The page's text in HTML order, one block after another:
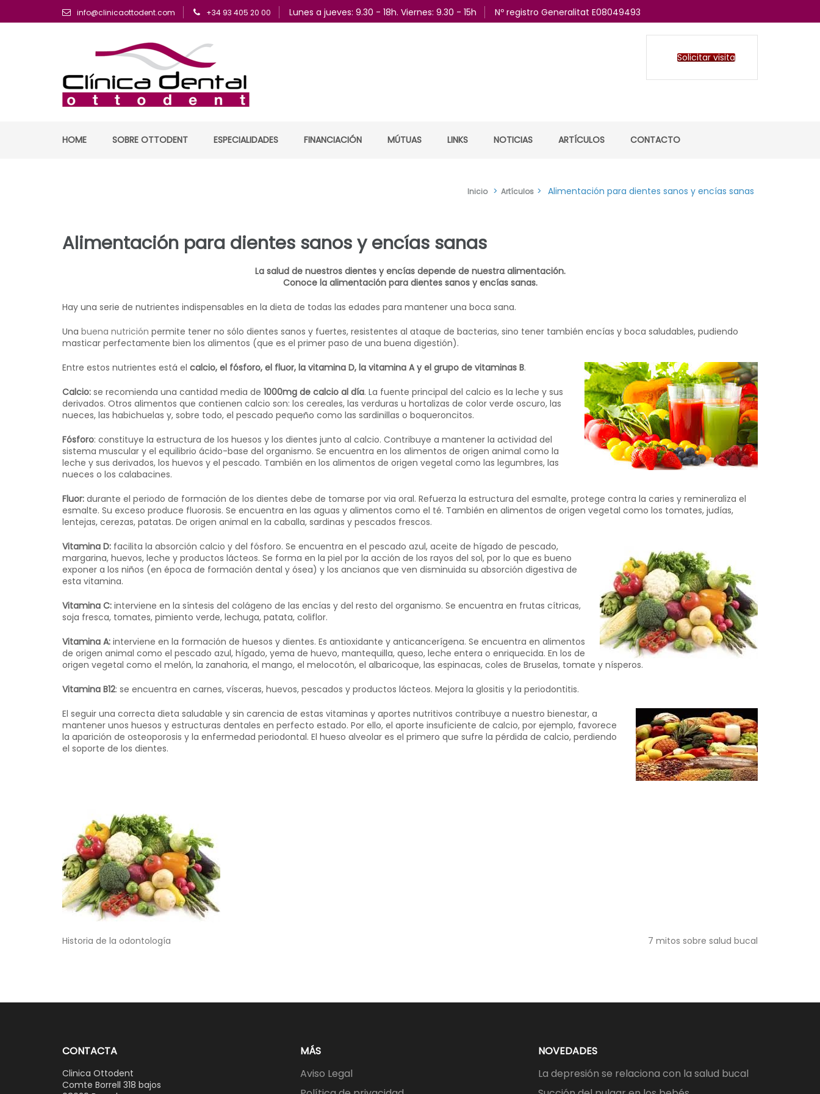
info@clinicaottodent.com +34 93 405 20 00 Lunes a jueves: 9.30 - 18h. Viernes: 9.30 - 15h Nº registro Generalitat E08049493
Solicitar visita
HOME SOBRE OTTODENT ESPECIALIDADES FINANCIACIÓN MÚTUAS LINKS NOTICIAS ARTÍCULOS CONTACTO
Inicio > Artículos > Alimentación para dientes sanos y encías sanas
Alimentación para dientes sanos y encías sanas
La salud de nuestros dientes y encías depende de nuestra alimentación.
Conoce la alimentación para dientes sanos y encías sanas.
Hay una serie de nutrientes indispensables en la dieta de todas las edades para mantener una boca sana.
Una buena nutrición permite tener no sólo dientes sanos y fuertes, resistentes al ataque de bacterias, sino tener también encías y boca saludables, pudiendo
masticar perfectamente bien los alimentos (que es el primer paso de una buena digestión).
Entre estos nutrientes está el calcio, el fósforo, el fluor, la vitamina D, la vitamina A y el grupo de vitaminas B.
Calcio: se recomienda una cantidad media de 1000mg de calcio al día. La fuente principal del calcio es la leche y sus
derivados. Otros alimentos que contienen calcio son: los cereales, las verduras u hortalizas de color verde oscuro, las
nueces, las habichuelas y, sobre todo, el pescado pequeño como las sardinillas o boqueroncitos.
Fósforo: constituye la estructura de los huesos y los dientes junto al calcio. Contribuye a mantener la actividad del
sistema muscular y el equilibrio ácido-base del organismo. Se encuentra en los alimentos de origen animal como la
leche y sus derivados, los huevos y el pescado. También en los alimentos de origen vegetal como las legumbres, las
nueces o los calabacines.
Fluor: durante el periodo de formación de los dientes debe de tomarse por via oral. Refuerza la estructura del esmalte, protege contra la caries y remineraliza el
esmalte. Su exceso produce fluorosis. Se encuentra en las aguas y alimentos como el té. También en alimentos de origen vegetal como los tomates, judías,
lentejas, cerezas, patatas. De origen animal en la caballa, sardinas y pescados frescos.
Vitamina D: facilita la absorción calcio y del fósforo. Se encuentra en el pescado azul, aceite de hígado de pescado,
margarina, huevos, leche y productos lácteos. Se forma en la piel por la acción de los rayos del sol, por lo que es bueno
exponer a los niños (en época de formación dental y ósea) y los ancianos que ven disminuida su absorción digestiva de
esta vitamina.
Vitamina C: interviene en la síntesis del colágeno de las encías y del resto del organismo. Se encuentra en frutas cítricas,
soja fresca, tomates, pimiento verde, lechuga, patata, coliflor.
Vitamina A: interviene en la formación de huesos y dientes. Es antioxidante y anticancerígena. Se encuentra en alimentos
de origen animal como el pescado azul, hígado, yema de huevo, mantequilla, queso, leche entera o enriquecida. En los de
origen vegetal como el melón, la zanahoria, el mango, el melocotón, el albaricoque, las espinacas, coles de Bruselas, tomate y nísperos.
Vitamina B12: se encuentra en carnes, vísceras, huevos, pescados y productos lácteos. Mejora la glositis y la periodontitis.
El seguir una correcta dieta saludable y sin carencia de estas vitaminas y aportes nutritivos contribuye a nuestro bienestar, a
mantener unos huesos y estructuras dentales en perfecto estado. Por ello, el aporte insuficiente de calcio, por ejemplo, favorece
la aparición de osteoporosis y la enfermedad periodontal. El hueso alveolar es el primero que sufre la pérdida de calcio, perdiendo
el soporte de los dientes.
Navegación
Historia de la odontología 7 mitos sobre salud bucal
CONTACTA
Clinica Ottodent
Comte Borrell 318 bajos
MÁS
Aviso Legal
NOVEDADES
La depresión se relaciona con la salud bucal